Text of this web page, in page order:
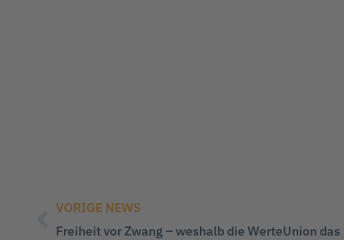
VORIGE NEWS
Freiheit vor Zwang – weshalb die WerteUnion